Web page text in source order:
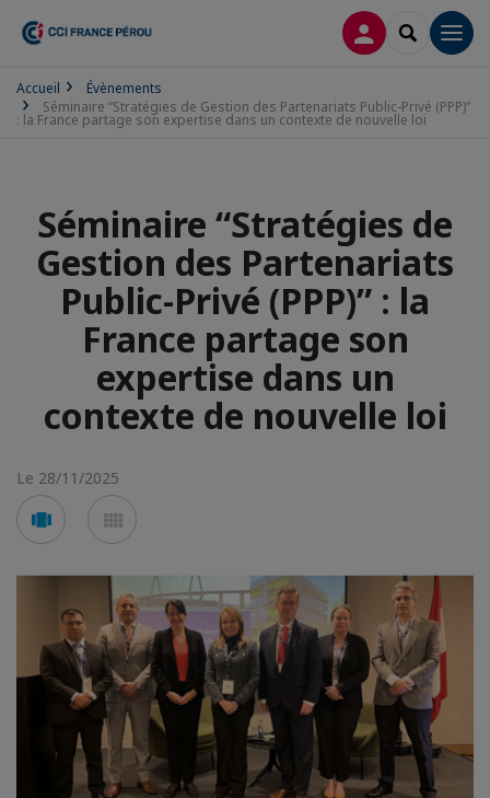
CONNEXION
Accueil
Évènements
Séminaire “Stratégies de Gestion des Partenariats Public-Privé (PPP)”
: la France partage son expertise dans un contexte de nouvelle loi
Séminaire “Stratégies de
Gestion des Partenariats
Public-Privé (PPP)” : la
France partage son
expertise dans un
contexte de nouvelle loi
Le 28/11/2025
Voir
en
carousel
en
mosaïque